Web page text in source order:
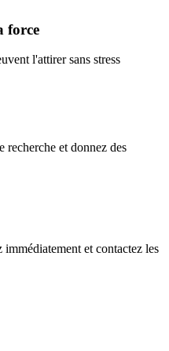
force
l'attirer sans stress
recherche et donnez des
et contactez les